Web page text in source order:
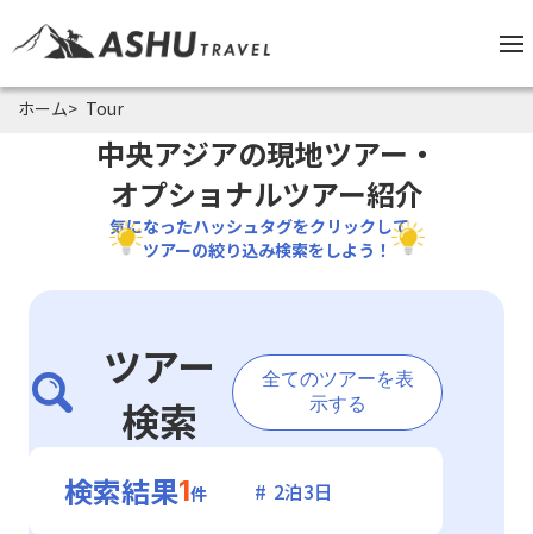
ホーム Tour
中央アジアの現地ツアー・
オプショナルツアー紹介
気になったハッシュタグをクリックして、
ツアーの絞り込み検索をしよう！
ツアー
検索
全てのツアーを表
示する
検索結果1件 2泊3日